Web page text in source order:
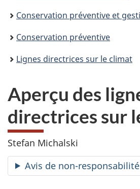
Conservation préventive et
Conservation préventive
Lignes directrices sur le climat
Aperçu des
directrices sur
Stefan Michalski
Avis de non-responsabilité